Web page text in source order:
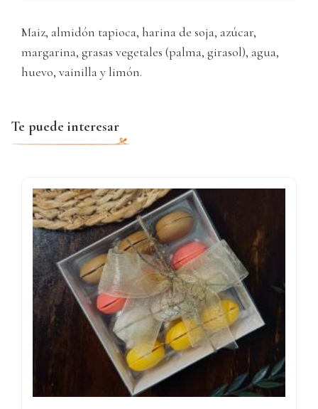
Maiz, almidón tapioca, harina de soja, azúcar,
margarina, grasas vegetales (palma, girasol), agua,
huevo, vainilla y limón.
Te puede interesar